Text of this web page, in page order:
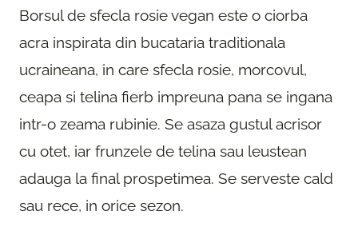
Borsul de sfecla rosie vegan este o ciorba
acra inspirata din bucataria traditionala
ucraineana, in care sfecla rosie, morcovul,
ceapa si telina fierb impreuna pana se ingana
intr-o zeama rubinie. Se asaza gustul acrisor
cu otet, iar frunzele de telina sau leustean
adauga la final prospetimea. Se serveste cald
sau rece, in orice sezon.